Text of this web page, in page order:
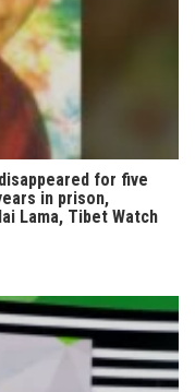
for five
in prison,
Lama, Tibet Watch